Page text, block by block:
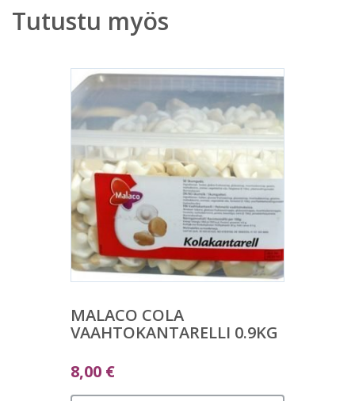
Tutustu myös
MALACO COLA
VAAHTOKANTARELLI 0.9KG
8,00 €